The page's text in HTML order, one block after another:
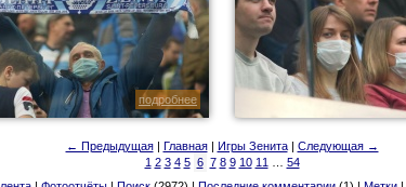
подробнее
← Предыдущая| Главная| Игры Зенита| Следующая →
1 2 3 4 5 6 7 8 9 10 11
54